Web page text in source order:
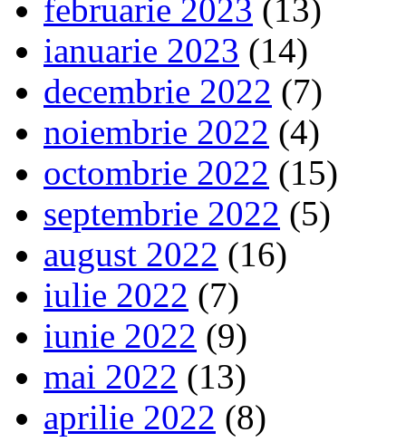
februarie 2023 (13)
ianuarie 2023 (14)
decembrie 2022 (7)
noiembrie 2022 (4)
octombrie 2022 (15)
septembrie 2022 (5)
august 2022 (16)
iulie 2022 (7)
iunie 2022 (9)
mai 2022 (13)
aprilie 2022 (8)